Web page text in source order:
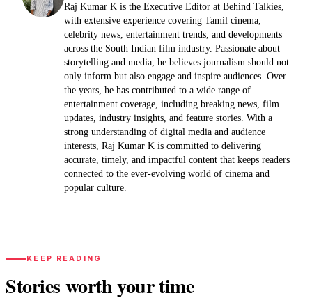
Raj Kumar K is the Executive Editor at Behind Talkies,
with extensive experience covering Tamil cinema,
celebrity news, entertainment trends, and developments
across the South Indian film industry. Passionate about
storytelling and media, he believes journalism should not
only inform but also engage and inspire audiences. Over
the years, he has contributed to a wide range of
entertainment coverage, including breaking news, film
updates, industry insights, and feature stories. With a
strong understanding of digital media and audience
interests, Raj Kumar K is committed to delivering
accurate, timely, and impactful content that keeps readers
connected to the ever-evolving world of cinema and
popular culture.
KEEP READING
Stories worth your time